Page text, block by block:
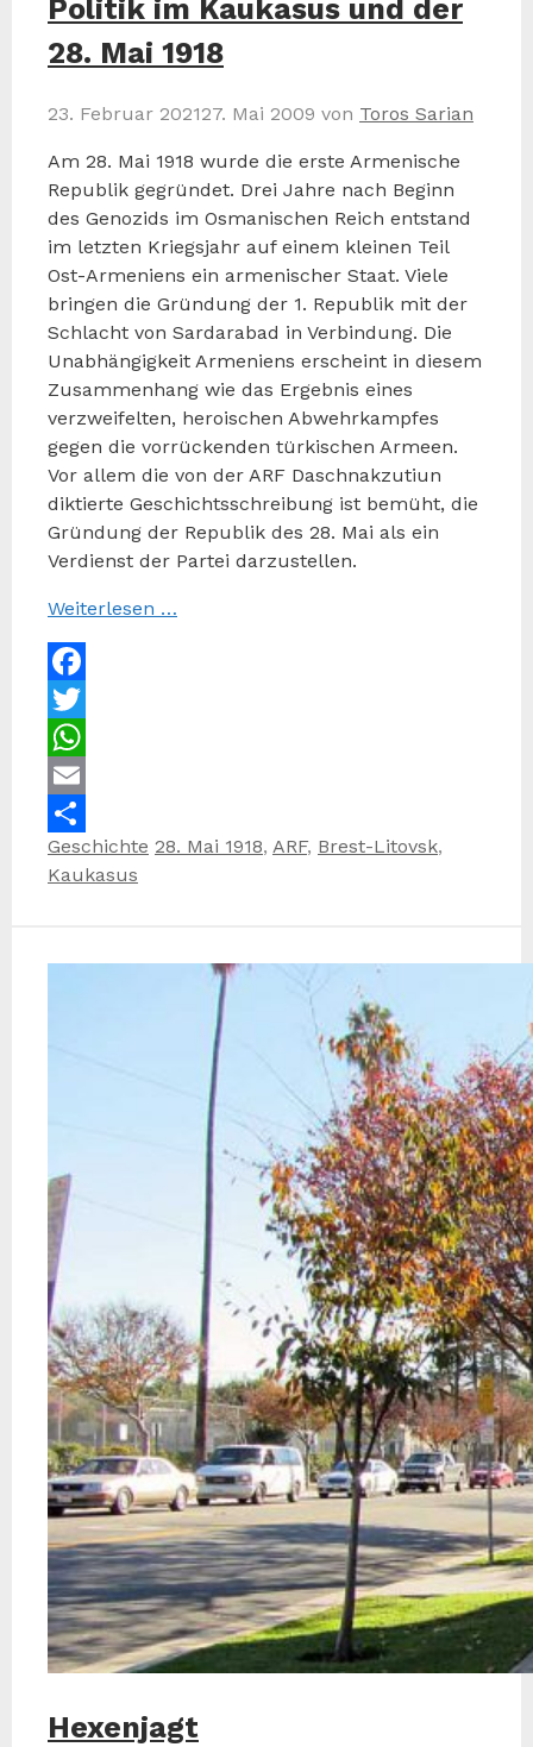
Politik im Kaukasus und der
28. Mai 1918
23. Februar 202127. Mai 2009 von Toros Sarian
Am 28. Mai 1918 wurde die erste Armenische
Republik gegründet. Drei Jahre nach Beginn
des Genozids im Osmanischen Reich entstand
im letzten Kriegsjahr auf einem kleinen Teil
Ost-Armeniens ein armenischer Staat. Viele
bringen die Gründung der 1. Republik mit der
Schlacht von Sardarabad in Verbindung. Die
Unabhängigkeit Armeniens erscheint in diesem
Zusammenhang wie das Ergebnis eines
verzweifelten, heroischen Abwehrkampfes
gegen die vorrückenden türkischen Armeen.
Vor allem die von der ARF Daschnakzutiun
diktierte Geschichtsschreibung ist bemüht, die
Gründung der Republik des 28. Mai als ein
Verdienst der Partei darzustellen.
Weiterlesen …
Facebook
Twitter
WhatsApp
Email
Teilen
Kategorien
Geschichte Schlagwörter
28. Mai 1918, ARF, Brest-Litovsk,
Kaukasus
Hexenjagt